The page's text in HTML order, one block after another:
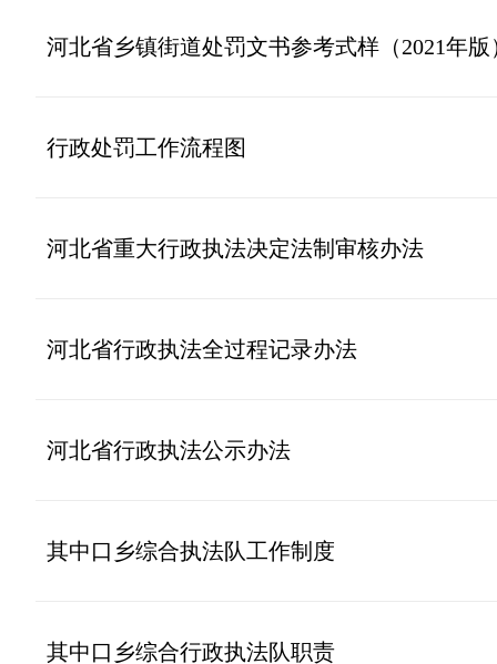
河北省乡镇街道处罚文书参考式样（2021年版
行政处罚工作流程图
河北省重大行政执法决定法制审核办法
河北省行政执法全过程记录办法
河北省行政执法公示办法
其中口乡综合执法队工作制度
其中口乡综合行政执法队职责